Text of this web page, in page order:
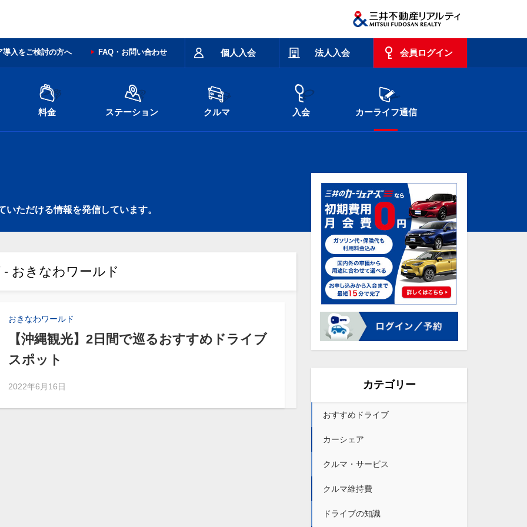
個人入会 法人入会 会員ログイン
導入をご検討の方へ FAQ・お問い合わせ
料金 ステーション クルマ 入会 カーライフ通信
ただける情報を発信しています。
- おきなわワールド
おきなわワールド
【沖縄観光】2日間で巡るおすすめドライブ
スポット
2022年6月16日 カテゴリー
おすすめドライブ
カーシェア
クルマ・サービス
クルマ維持費
ドライブの知識